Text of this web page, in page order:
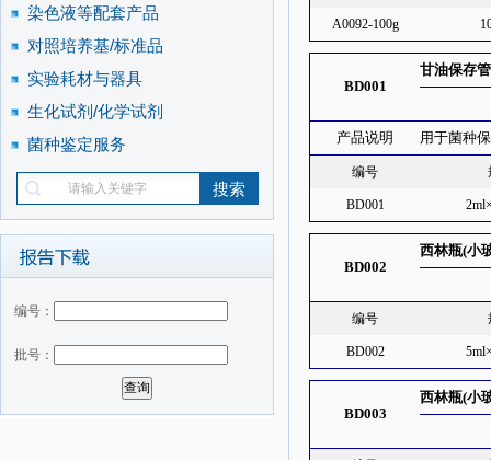
染色液等配套产品
对照培养基/标准品
实验耗材与器具
生化试剂/化学试剂
菌种鉴定服务
编号：
批号：
A0092-100g
BD001
甘油保存
产品说明 用于菌种
编号
BD001
BD002
西林瓶(小
编号
BD002
BD003
西林瓶(小